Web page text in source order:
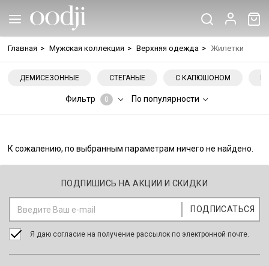
Главная > Мужская коллекция > Верхняя одежда > Жилетки
ДЕМИСЕЗОННЫЕ СТЕГАНЫЕ С КАПЮШОНОМ
Фильтр 0 По популярности
К сожалению, по выбранным параметрам ничего не найдено.
ПОДПИШИСЬ НА АКЦИИ И СКИДКИ
Я даю согласие на получение рассылок по электронной почте.